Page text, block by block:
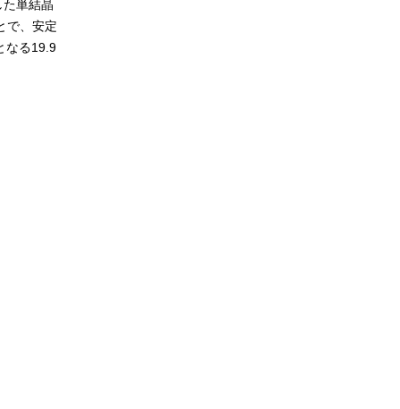
単結晶
で、安定
なる19.9